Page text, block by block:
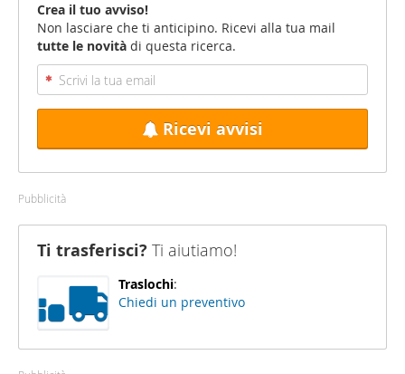
Crea il tuo avviso!
Non lasciare che ti anticipino. Ricevi alla tua mail
tutte le novità di questa ricerca.
Ricevi avvisi
Pubblicità
Ti trasferisci? Ti aiutiamo!
Traslochi:
Chiedi un preventivo